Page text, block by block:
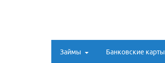
Займы Банковские карты